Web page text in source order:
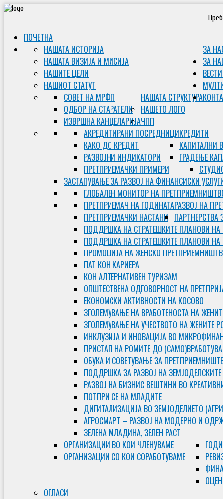
ПОЧЕТНА
ЗА
НАШАТА ИСТОРИЈА
НАШАТА ВИЗИЈА И МИСИЈА
НАШИТЕ ЦЕЛИ
НАШИОТ СТАТУТ
НАШАТА СТРУКТУРА
СОВЕТ НА МРФП
ОДБОР НА СТАРАТЕЛИ
ИЗВРШНА КАНЦЕЛАРИЈА
НАШЕТО ЛОГО
ЧПП
ЗА
КРЕДИТИ
АКРЕДИТИРАНИ ПОСРЕДНИЦИ
КАКО ДО КРЕДИТ
РАЗВОЈНИ ИНДИКАТОРИ
ПРЕТПРИЕМАЧКИ ПРИМЕРИ
КАПИТАЛНИ
ГРАДЕЊЕ
ЗАСТАПУВАЊЕ ЗА РАЗВОЈ НА ФИНАНСИСКИ
ГЛОБАЛЕН МОНИТОР НА
РАЗВОЈ НА
ПРЕТПРИЕМАЧ НА ГОДИНАТА
ПРЕТПРИЕМАЧКИ НАСТАНИ ПАРТНЕРСТВА
ПОДДРШКА НА СТРАТЕШКИТЕ ПЛАНОВИ НА
ПОДДРШКА НА СТРАТЕШКИТЕ ПЛАНОВИ НА
ПРОМОЦИЈА НА ЖЕНСКО
ПАТ КОН КАРИЕРА
КОН АЛТЕРНАТИВЕН ТУРИЗАМ
ОПШТЕСТВЕНА ОДГОВОРНОСТ НА
ЕКОНОМСКИ АКТИВНОСТИ НА КОСОВО
ЗГОЛЕМУВАЊЕ НА ВРАБОТЕНОСТА НА
ЗГОЛЕМУВАЊЕ НА УЧЕСТВОТО НА ЖЕНИТЕ
ИНКЛУЗИЈА И ИНОВАЦИЈА ВО
ПРИСТАП НА РОМИТЕ ДО
ОБУКА И СОВЕТУВАЊЕ ЗА
ПОДДРШКА ЗА РАЗВОЈ НА
РАЗВОЈ НА БИЗНИС ВЕШТИНИ ВО
ПОТПРИ СЕ НА МЛАДИТЕ
ДИГИТАЛИЗАЦИЈА ВО ЗЕМЈОДЕЛИЕТО
АГРОСМАРТ – РАЗВОЈ НА МОДЕРНО И
ЗЕЛЕНА МЛАДИНА, ЗЕЛЕН РАСТ
ОРГAНИЗАЦИИ ВО КОИ ЧЛЕНУВАМЕ
ОРГАНИЗАЦИИ СО КОИ СОРАБОТУВАМЕ
ОГЛАСИ